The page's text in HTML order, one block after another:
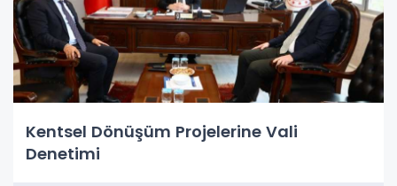
Kentsel Dönüşüm Projelerine Vali
Denetimi